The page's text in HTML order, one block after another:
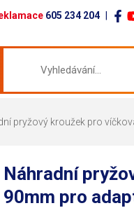
605 234 204
pryžový kroužek pro
Náhradní
90mm pro